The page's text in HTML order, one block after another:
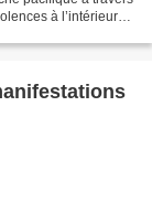
à l’intérieur